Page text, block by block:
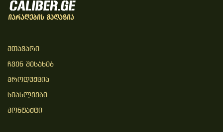
Მთავარი
Ჩვენ Შესახებ
Პროდუქცია
Სიახლეები
Კონტაქტი